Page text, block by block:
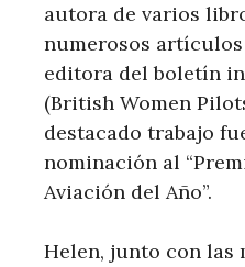
autora de varios
numerosos
editora del boletín
(British Women
destacado trabajo
nominación al
Aviación del Año”.
Helen, junto con las